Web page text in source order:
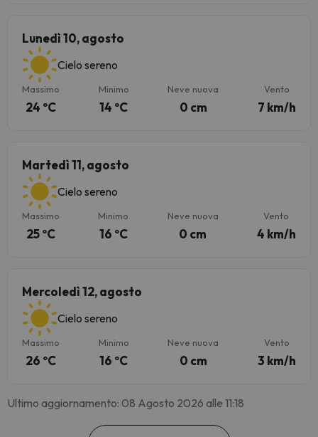
Lunedì 10, agosto
Cielo sereno
Massimo
24 ºC
Minimo
14 ºC
Neve nuova
0 cm
Vento
7 km/h
Martedì 11, agosto
Cielo sereno
Massimo
25 ºC
Minimo
16 ºC
Neve nuova
0 cm
Vento
4 km/h
Mercoledì 12, agosto
Cielo sereno
Massimo
26 ºC
Minimo
16 ºC
Neve nuova
0 cm
Vento
3 km/h
Ultimo aggiornamento: 08 Agosto 2026 alle 11:18